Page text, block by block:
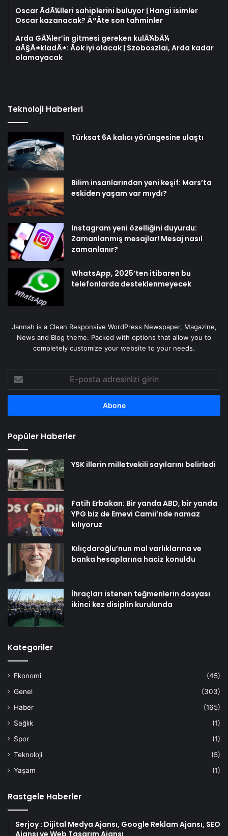
Oscar ÃdÃ¼lleri sahiplerini buluyor | Hangi isimler
Oscar kazanacak? Ä°Åte son tahminler
Arda GÃ¼ler’in gitmesi gereken kulÃ¼bÃ¼
aÃ§Ä±kladÄ±: Ãok iyi olacak | Szoboszlai, Arda kadar
olamayacak
Teknoloji Haberleri
Türksat 6A kalıcı yörüngesine ulaştı
Bilim insanlarından yeni keşif: Mars’ta
eskiden yaşam var mıydı?
Instagram yeni özelliğini duyurdu:
Zamanlanmış mesajlar! Mesaj nasıl
zamanlanır?
WhatsApp, 2025’ten itibaren bu
telefonlarda desteklenmeyecek
Jannah is a Clean Responsive WordPress Newspaper, Magazine,
News and Blog theme. Packed with options that allow you to
completely customize your website to your needs.
posta
adresinizi
Popüler Haberler
YSK illerin milletvekili sayılarını belirledi
Fatih Erbakan: Bir yanda ABD, bir yanda
YPG biz de Emevi Camii’nde namaz
kılıyoruz
Kılıçdaroğlu’nun mal varlıklarına ve
banka hesaplarına haciz konuldu
İhraçları istenen teğmenlerin dosyası
ikinci kez disiplin kurulunda
Kategoriler
Ekonomi
(45)
Genel
(303)
Haber
(165)
Sağlık
(1)
Spor
(1)
Teknoloji
(5)
Yaşam
(1)
Rastgele Haberler
Serjoy : Dijital Medya Ajansı, Google Reklam Ajansı, SEO